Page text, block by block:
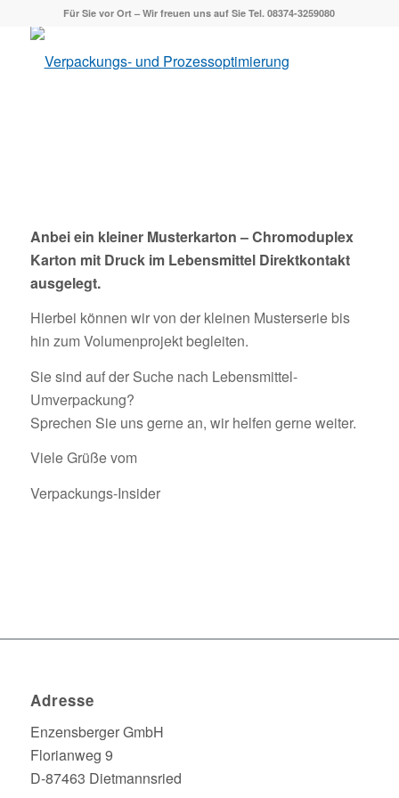
Für Sie vor Ort – Wir freuen uns auf Sie Tel. 08374-3259080
Anbei ein kleiner Musterkarton – Chromoduplex
Karton mit Druck im Lebensmittel Direktkontakt
ausgelegt.
Hierbei können wir von der kleinen Musterserie bis
hin zum Volumenprojekt begleiten.
Sie sind auf der Suche nach Lebensmittel-
Umverpackung?
Sprechen Sie uns gerne an, wir helfen gerne weiter.
Viele Grüße vom
Verpackungs-Insider
Adresse
Enzensberger GmbH
Florianweg 9
D-87463 Dietmannsried